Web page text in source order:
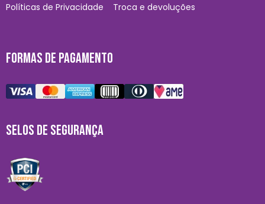
Políticas de Privacidade Troca e devoluções
FORMAS DE PAGAMENTO
SELOS DE SEGURANÇA